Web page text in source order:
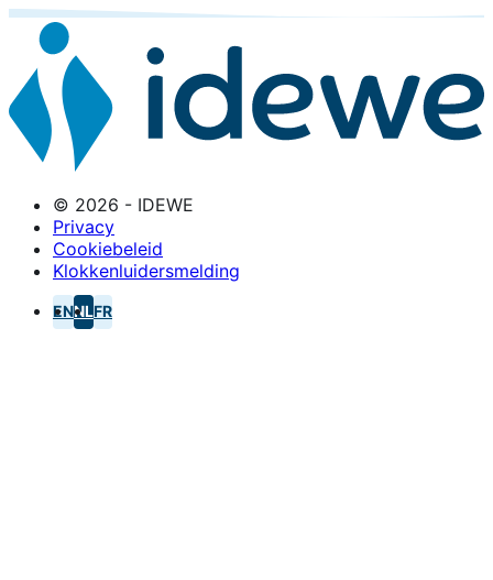
© 2026 - IDEWE
Privacy
Cookiebeleid
Klokkenluidersmelding
ENNLFR